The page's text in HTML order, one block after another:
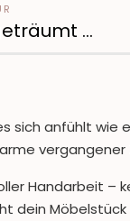
…
sich anfühlt wie
Handarbeit –
dein Möbelstück